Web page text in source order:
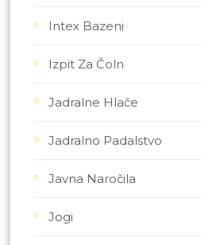
Intex Bazeni
Izpit Za Čoln
Jadralne Hlače
Jadralno Padalstvo
Javna Naročila
Jogi